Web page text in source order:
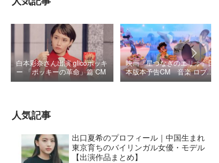
白本彩奈さん出演 glicoポッキ
ー 「ポッキーの革命」篇 CM
映画『星つなぎのエリオ』日
本版本予告CM 音楽 ロブ・
シモンセン /
人気記事
出口夏希のプロフィール｜中国生まれ
東京育ちのバイリンガル女優・モデル
【出演作品まとめ】